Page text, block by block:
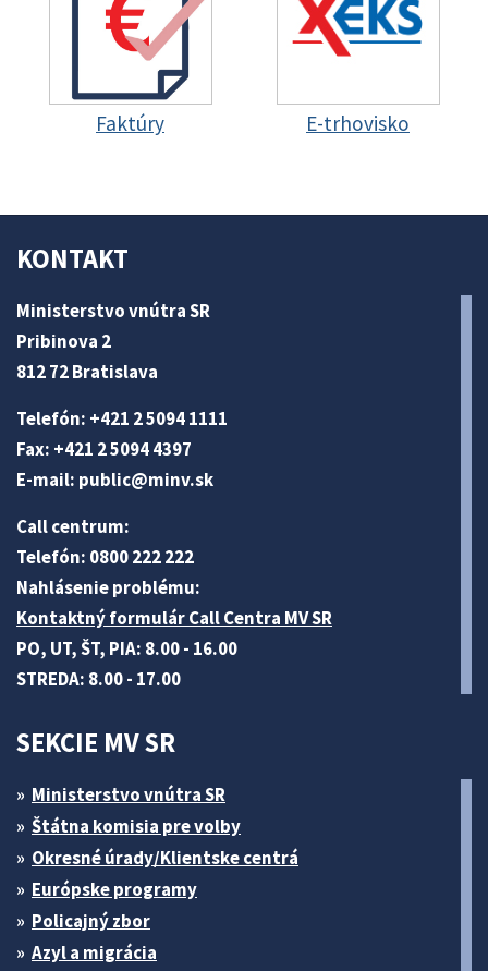
Faktúry E-trhovisko
KONTAKT
Ministerstvo vnútra SR
Pribinova 2
812 72 Bratislava
Telefón: +421 2 5094 1111
Fax: +421 2 5094 4397
E-mail: public@minv.sk
Call centrum:
Telefón: 0800 222 222
Nahlásenie problému:
Kontaktný formulár Call Centra MV SR
PO, UT, ŠT, PIA: 8.00 - 16.00
STREDA: 8.00 - 17.00
SEKCIE MV SR
Ministerstvo vnútra SR
Štátna komisia pre volby
Okresné úrady/Klientske centrá
Európske programy
Policajný zbor
Azyl a migrácia